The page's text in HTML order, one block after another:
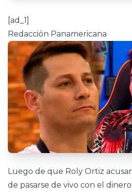
[ad_1]
Redacción Panamericana
Luego de que Roly Ortiz
de pasarse de vivo con el